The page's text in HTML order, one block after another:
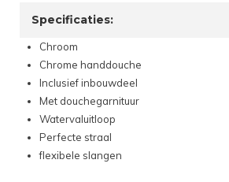
Specificaties:
Chroom
Chrome handdouche
Inclusief inbouwdeel
Met douchegarnituur
Watervaluitloop
Perfecte straal
flexibele slangen